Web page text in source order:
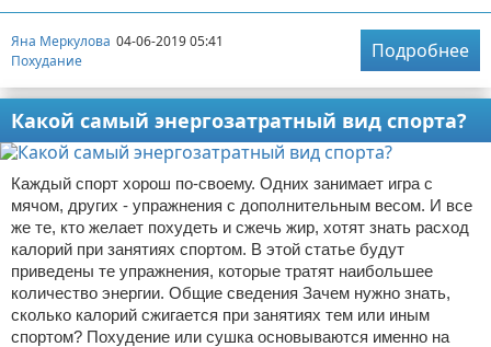
Яна Меркулова 04-06-2019 05:41
Похудание
Подробнее
Какой самый энергозатратный вид спорта?
Каждый спорт хорош по-своему. Одних занимает игра с
мячом, других - упражнения с дополнительным весом. И все
же те, кто желает похудеть и сжечь жир, хотят знать расход
калорий при занятиях спортом. В этой статье будут
приведены те упражнения, которые тратят наибольшее
количество энергии. Общие сведения Зачем нужно знать,
сколько калорий сжигается при занятиях тем или иным
спортом? Похудение или сушка основываются именно на